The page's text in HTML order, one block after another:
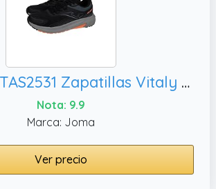
Joma RVITAS2531 Zapatillas Vitaly para Hombre, Transpirables y con Suela amortiguadora. Hombre Deportivos Negro 42
Nota: 9.9
Marca: Joma
Ver precio